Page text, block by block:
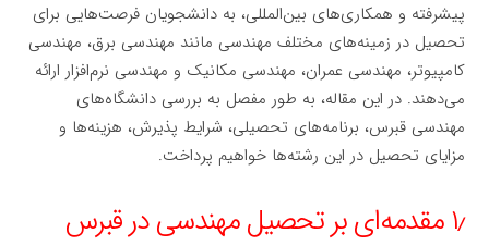
پیشرفته و همکاری‌های بین‌المللی، به دانشجویان فرصت‌هایی برای
تحصیل در زمینه‌های مختلف مهندسی مانند مهندسی برق، مهندسی
کامپیوتر، مهندسی عمران، مهندسی مکانیک و مهندسی نرم‌افزار ارائه
می‌دهند. در این مقاله، به طور مفصل به بررسی دانشگاه‌های
مهندسی قبرس، برنامه‌های تحصیلی، شرایط پذیرش، هزینه‌ها و
مزایای تحصیل در این رشته‌ها خواهیم پرداخت.
۱٫ مقدمه‌ای بر تحصیل مهندسی در قبرس